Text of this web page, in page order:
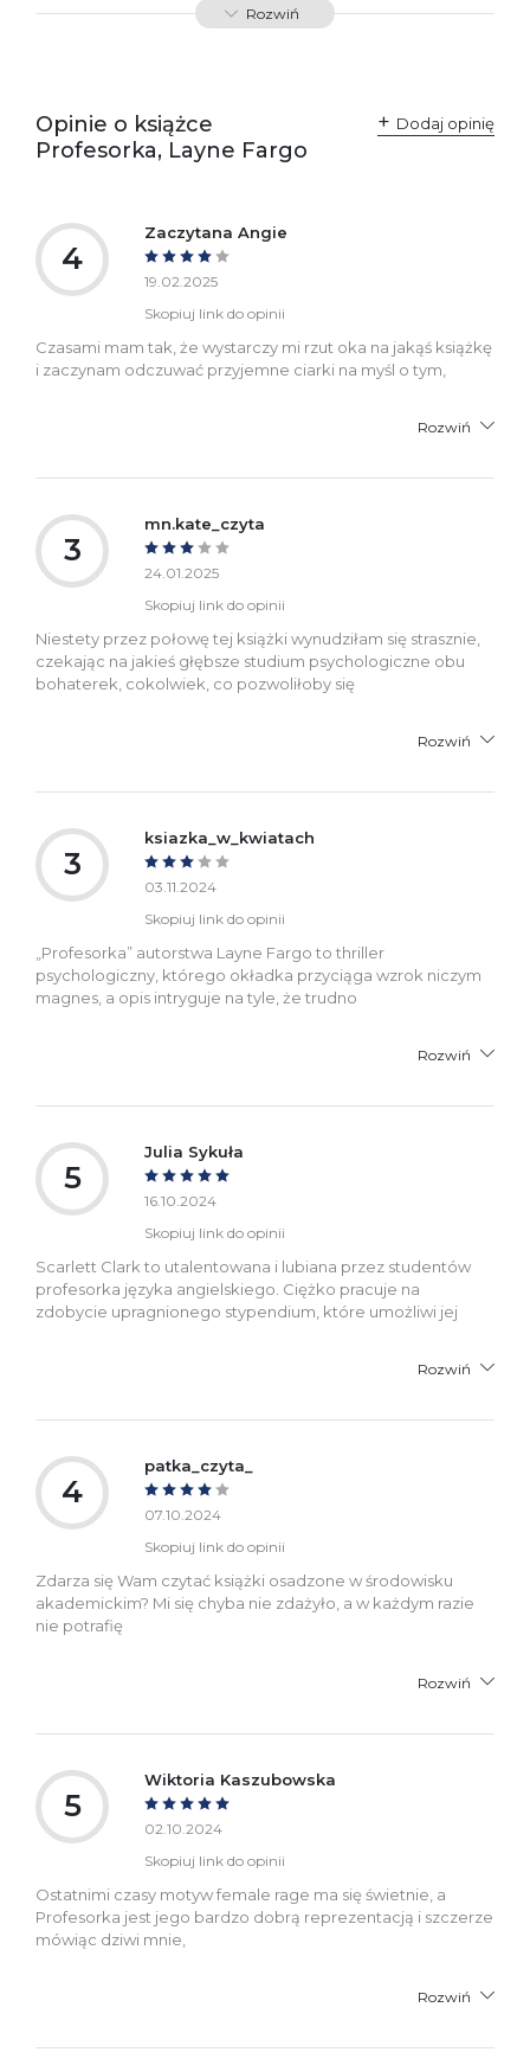
kontakt@wydajenamsie.pl
+48 61 623 38 38
informacje dotyczące
bezpieczeństwa:
Rozwiń
Opinie o książce
Profesorka, Layne Fargo
Dodaj opinię
4
Zaczytana Angie
19.02.2025
Skopiuj link do opinii
Czasami mam tak, że wystarczy mi rzut oka na jakąś książkę
i zaczynam odczuwać przyjemne ciarki na myśl o tym,
Rozwiń
3
mn.kate_czyta
24.01.2025
Skopiuj link do opinii
Niestety przez połowę tej książki wynudziłam się strasznie,
czekając na jakieś głębsze studium psychologiczne obu
bohaterek, cokolwiek, co pozwoliłoby się
Rozwiń
3
ksiazka_w_kwiatach
03.11.2024
Skopiuj link do opinii
„Profesorka” autorstwa Layne Fargo to thriller
psychologiczny, którego okładka przyciąga wzrok niczym
magnes, a opis intryguje na tyle, że trudno
Rozwiń
5
Julia Sykuła
16.10.2024
Skopiuj link do opinii
Scarlett Clark to utalentowana i lubiana przez studentów
profesorka języka angielskiego. Ciężko pracuje na
zdobycie upragnionego stypendium, które umożliwi jej
Rozwiń
4
patka_czyta_
07.10.2024
Skopiuj link do opinii
Zdarza się Wam czytać książki osadzone w środowisku
akademickim? Mi się chyba nie zdażyło, a w każdym razie
nie potrafię
Rozwiń
5
Wiktoria Kaszubowska
02.10.2024
Skopiuj link do opinii
Ostatnimi czasy motyw female rage ma się świetnie, a
Profesorka jest jego bardzo dobrą reprezentacją i szczerze
mówiąc dziwi mnie,
Rozwiń